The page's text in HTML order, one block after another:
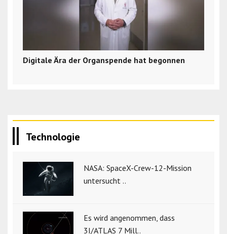
Digitale Ära der Organspende hat begonnen
Technologie
NASA: SpaceX-Crew-12-Mission
untersucht ..
Es wird angenommen, dass
3I/ATLAS 7 Mill..